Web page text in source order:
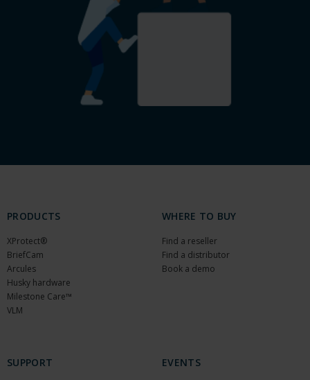
PRODUCTS
XProtect®
BriefCam
Arcules
Husky hardware
Milestone Care™
VLM
WHERE TO BUY
Find a reseller
Find a distributor
Book a demo
SUPPORT EVENTS